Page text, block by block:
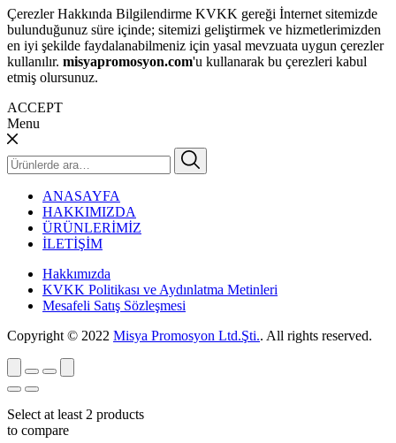
Çerezler Hakkında Bilgilendirme KVKK gereği İnternet sitemizde
bulunduğunuz süre içinde; sitemizi geliştirmek ve hizmetlerimizden
en iyi şekilde faydalanabilmeniz için yasal mevzuata uygun çerezler
kullanılır. misyapromosyon.com'u kullanarak bu çerezleri kabul
etmiş olursunuz.
ACCEPT
Menu
Ara:
ANASAYFA
HAKKIMIZDA
ÜRÜNLERİMİZ
İLETİŞİM
Hakkımızda
KVKK Politikası ve Aydınlatma Metinleri
Mesafeli Satış Sözleşmesi
Copyright © 2022 Misya Promosyon Ltd.Şti.. All rights reserved.
Select at least 2 products
to compare